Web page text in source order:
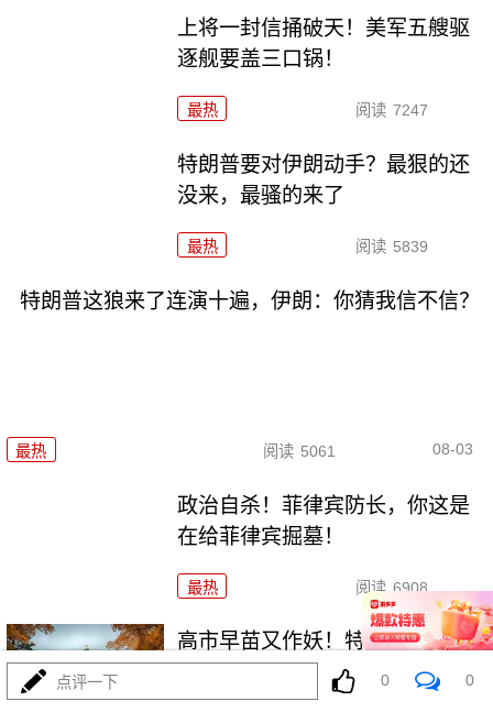
上将一封信捅破天！美军五艘驱
逐舰要盖三口锅！
最热 阅读 7247
特朗普要对伊朗动手？最狠的还
没来，最骚的来了
最热 阅读 5839
特朗普这狼来了连演十遍，伊朗：你猜我信不信？
最热 阅读 5061 08-03
政治自杀！菲律宾防长，你这是
在给菲律宾掘墓！
最热 阅读 6908
高市早苗又作妖！特高课卷土重
来，日本三重困境
点评一下 0 0